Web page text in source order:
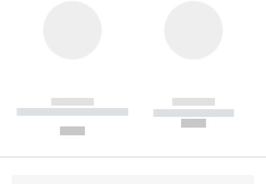
------------
----------- ----------- --------
------------
----------- -----------